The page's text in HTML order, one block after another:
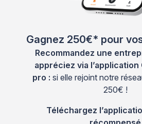
Gagnez 250€* pour
Recommandez une
appréciez via l’application
pro : si elle rejoint notre
250€ !
Téléchargez